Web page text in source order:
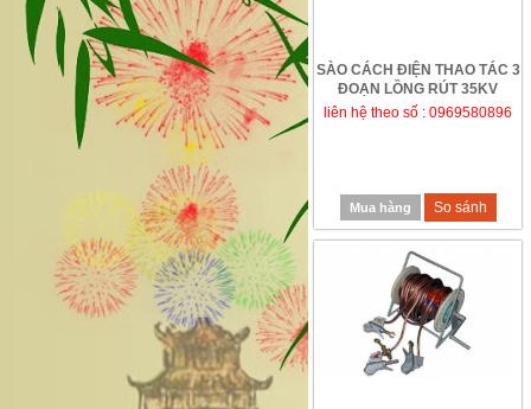
SÀO CÁCH ĐIỆN THAO TÁC 3
ĐOẠN LỒNG RÚT 35KV
liên hệ theo số : 0969580896
Mua hàng So sánh